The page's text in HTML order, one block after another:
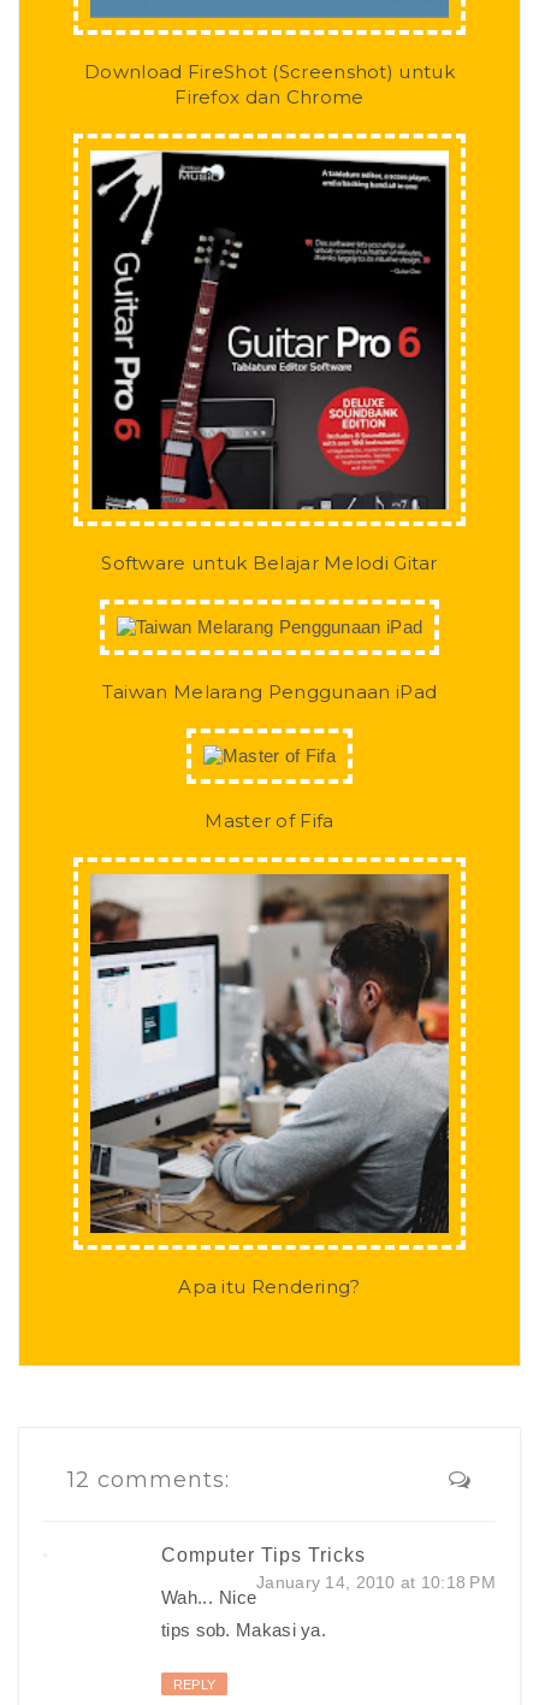
Download FireShot (Screenshot) untuk
Firefox dan Chrome
Software untuk Belajar Melodi Gitar
Taiwan Melarang Penggunaan iPad
Master of Fifa
Apa itu Rendering?
12 comments:
Computer Tips Tricks
January 14, 2010 at 10:18 PM
Wah... Nice
tips sob. Makasi ya.
REPLY